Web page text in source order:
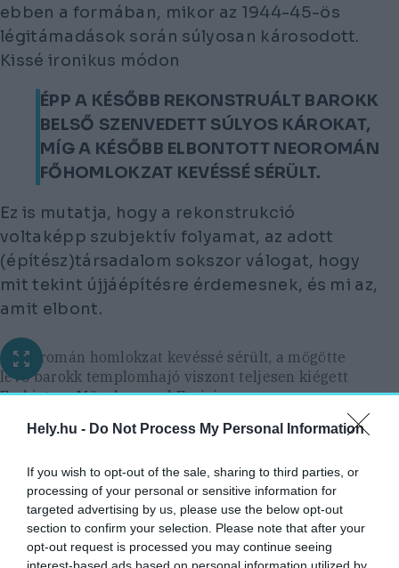
Hely.hu - Do Not Process My Personal Information
If you wish to opt-out of the sale, sharing to third parties, or
processing of your personal or sensitive information for
targeted advertising by us, please use the below opt-out
section to confirm your selection. Please note that after your
opt-out request is processed you may continue seeing
interest-based ads based on personal information utilized by
ebben a formában, mikor az 1944-45-ös
légitámadások során súlyosan károsodott.
Kissé ironikus módon
ÉPP A KÉSŐBB REKONSTRUÁLT BAROKK
BELSŐ SZENVEDETT SÚLYOS KÁROKAT,
MÍG A KÉSŐBB ELBONTOTT NEOROMÁN
FŐHOMLOKZAT KEVÉSSÉ SÉRÜLT.
Ez is mutatja, hogy a rekonstrukció
voltaképp szubjektív folyamat, az adott
(építész)társadalom sokszor válogat, hogy
mit tekint újjáépítésre érdemesnek, és mi az,
amit elbont.
A neoromán homlokzat kevéssé sérült, a mögötte
lévő barokk templomhajó viszont teljesen kiégett
Erzbistum München und Freising
A súlyosan sérült templombelső Gebhardt Reitz
hever, az oldal két mellékoltára épen maradt, a
karzat felőli elpusztult. Reitz az érsekség
felkérésére örökítette meg a város megsérült
templomait. A festményeket képeslapokként
árulták, ezzel is gyűjtve az újjáépítésre